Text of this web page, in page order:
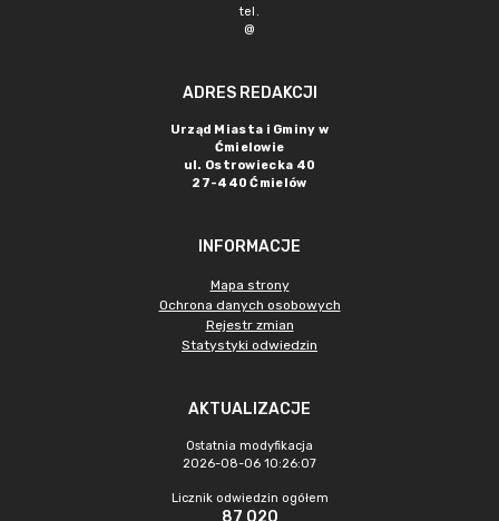
tel.
@
ADRES REDAKCJI
Urząd Miasta i Gminy w
Ćmielowie
ul. Ostrowiecka 40
27-440 Ćmielów
INFORMACJE
Mapa strony
Ochrona danych osobowych
Rejestr zmian
Statystyki odwiedzin
AKTUALIZACJE
Ostatnia modyfikacja
2026-08-06 10:26:07
Licznik odwiedzin ogółem
87 020